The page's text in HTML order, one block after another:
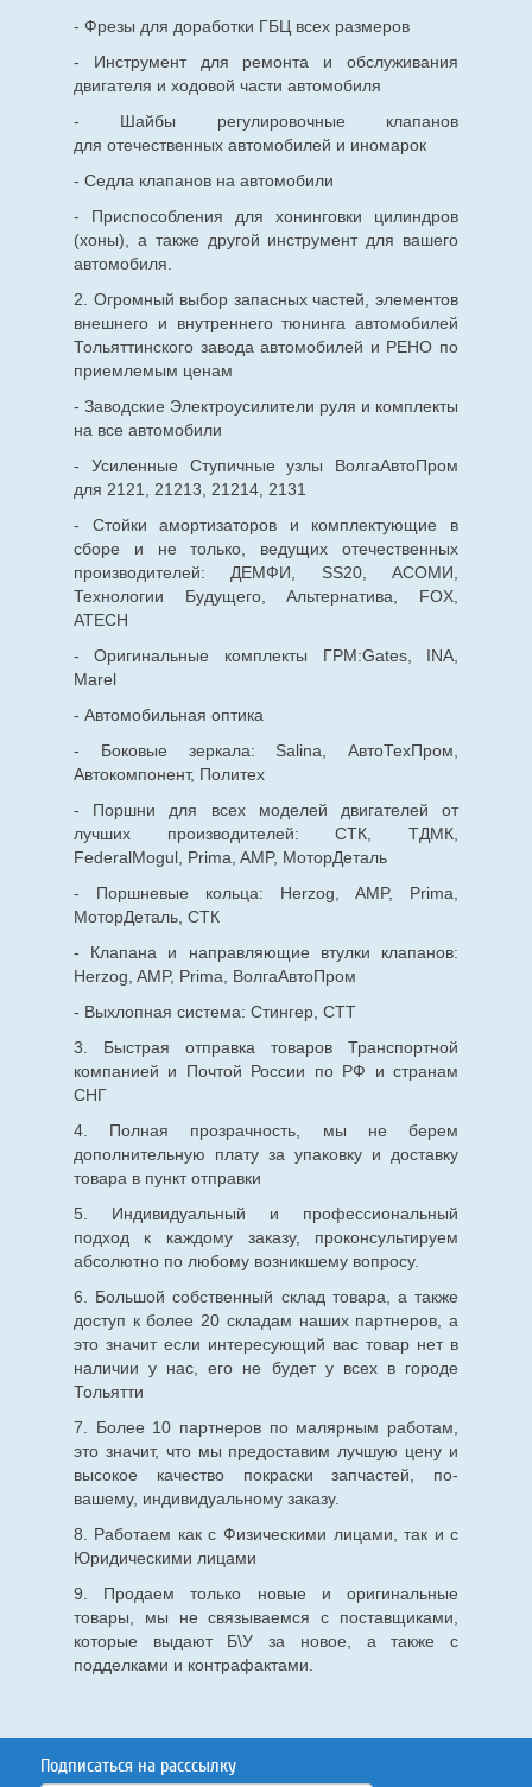
- Фрезы для доработки ГБЦ всех размеров
- Инструмент для ремонта и обслуживания
двигателя и ходовой части автомобиля
- Шайбы регулировочные клапанов
для отечественныхавтомобилей и иномарок
- Седла клапанов на автомобили
- Приспособления для хонинговки цилиндров
(хоны), а также другой инструмент для вашего
автомобиля.
2. Огромный выбор запасных частей, элементов
внешнего и внутреннего тюнинга автомобилей
Тольяттинского завода автомобилей и РЕНО по
приемлемым ценам
- Заводские Электроусилители руля и комплекты
на все автомобили
- Усиленные Ступичные узлы ВолгаАвтоПром
для 2121, 21213, 21214, 2131
- Стойки амортизаторов и комплектующие в
сборе и не только, ведущих отечественных
производителей: ДЕМФИ, SS20, АСОМИ,
Технологии Будущего, Альтернатива, FOX,
ATECH
- Оригинальные комплекты ГРМ:Gates, INA,
Marel
- Автомобильная оптика
- Боковые зеркала: Salina, АвтоТехПром,
Автокомпонент, Политех
- Поршни для всех моделей двигателей от
лучших производителей: СТК, ТДМК,
FederalMogul, Prima, AMP, МоторДеталь
- Поршневые кольца: Herzog, AMP, Prima,
МоторДеталь, СТК
- Клапана и направляющие втулки клапанов:
Herzog, AMP, Prima, ВолгаАвтоПром
- Выхлопная система: Стингер, СТТ
3. Быстрая отправка товаров Транспортной
компанией и Почтой России по РФ и странам
СНГ
4. Полная прозрачность, мы не берем
дополнительную плату за упаковку и доставку
товара в пункт отправки
5. Индивидуальный и профессиональный
подход к каждому заказу, проконсультируем
абсолютно по любому возникшему вопросу.
6. Большой собственный склад товара, а также
доступ к более 20 складам наших партнеров, а
это значит если интересующий вас товар нет в
наличии у нас, его не будет у всех в городе
Тольятти
7. Более 10 партнеров по малярным работам,
это значит, что мы предоставим лучшую цену и
высокое качество покраски запчастей, по-
вашему, индивидуальному заказу.
8. Работаем как с Физическими лицами, так и с
Юридическими лицами
9. Продаем только новые и оригинальные
товары, мы не связываемся с поставщиками,
которые выдают Б\У за новое, а также с
подделками и контрафактами.
Подписаться на расссылку